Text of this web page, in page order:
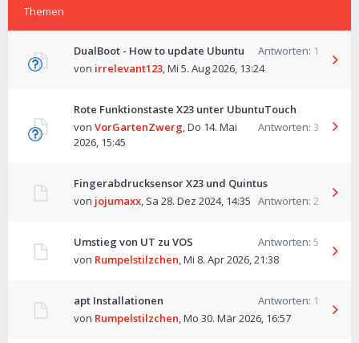
Themen
DualBoot - How to update Ubuntu Antworten: 1
von irrelevant123,Mi 5. Aug 2026, 13:24
Rote Funktionstaste X23 unter UbuntuTouch
Antworten: 3
von VorGartenZwerg,Do 14. Mai
2026, 15:45
Fingerabdrucksensor X23 und Quintus
Antworten: 2
von jojumaxx, Sa 28. Dez 2024, 14:35
Umstieg von UT zu VOS Antworten: 5
von Rumpelstilzchen,Mi 8. Apr 2026, 21:38
apt Installationen Antworten: 1
von Rumpelstilzchen,Mo 30. Mär 2026, 16:57